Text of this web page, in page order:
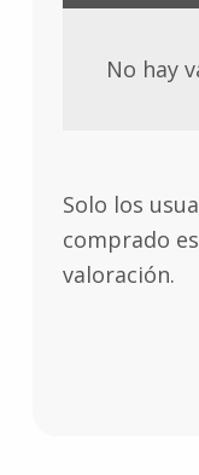
No hay
Solo los
comprado
valoración.